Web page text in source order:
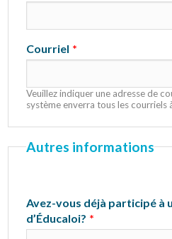
Courriel
Veuillez indiquer une adresse de
système enverra tous les courriels
Autres informations
Avez-vous déjà participé à
d’Éducaloi?